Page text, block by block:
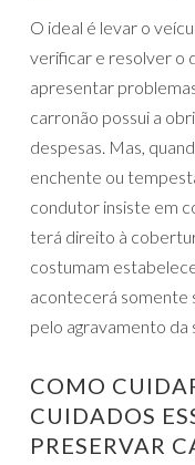
O ideal é levar o
verificar e resolver o
apresentar
carronão possui a
despesas. Mas,
enchente ou
condutor insiste em
terá direito à
costumam
acontecerá somente
pelo agravamento da
COMO
CUIDADOS
PRESERVAR